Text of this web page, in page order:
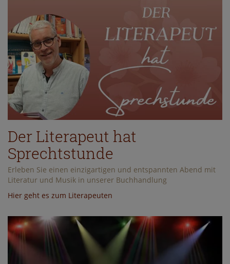
Der Literapeut hat
Sprechtstunde
Erleben Sie einen einzigartigen und entspannten Abend mit
Literatur und Musik in unserer Buchhandlung
Hier geht es zum Literapeuten